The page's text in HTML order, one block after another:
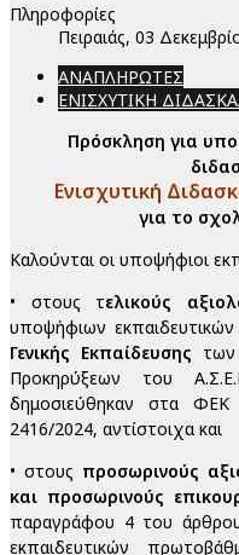
Πληροφορίες
Πειραιάς, 03
ΑΝΑΠΛΗΡΩΤΕΣ
ΕΝΙΣΧΥΤΙΚΗ
Πρόσκληση για
Ενισχυτική
για το
Καλούνται οι υποψήφιοι
• στους τελικούς
υποψήφιων
Γενικής Εκπαίδευσης των
Προκηρύξεων του
δημοσιεύθηκαν στα ΦΕΚ
2416/2024, αντίστοιχα και
• στους προσωρινούς
και προσωρινούς
παραγράφου 4 του
εκπαιδευτικών